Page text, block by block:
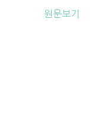
원문보기